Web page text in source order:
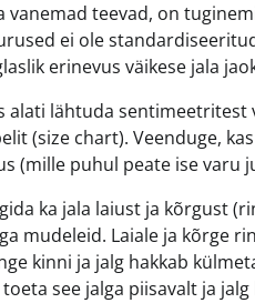
vanemad teevad, on
ei ole
erinevus väikese jala
alati lähtuda
(size chart). Veenduge,
(mille puhul peate ise varu
ka jala laiust ja kõrgust
mudeleid. Laiale ja kõrge
kinni ja jalg hakkab
see jalga piisavalt ja